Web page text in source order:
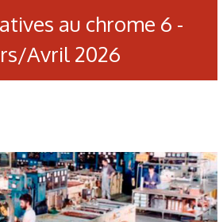
au chrome 6 -
Avril 2026